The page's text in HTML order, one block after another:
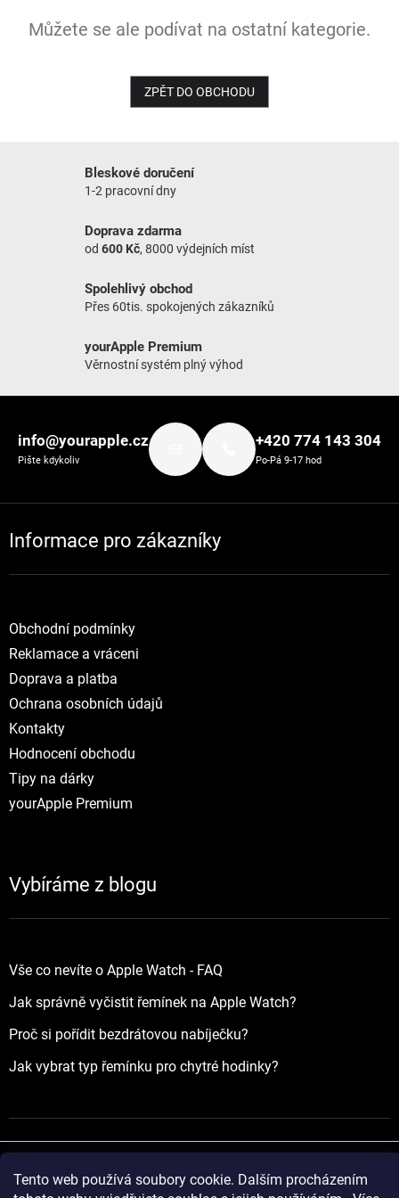
Tento web používá soubory cookie. Dalším procházením
NOVINKY
Můžete se ale podívat na ostatní kategorie.
ZPĚT DO OBCHODU
Bleskové doručení
1-2 pracovní dny
Doprava zdarma
od 600 Kč, 8000 výdejních míst
Spolehlivý obchod
Přes 60tis. spokojených zákazníků
yourApple Premium
Věrnostní systém plný výhod
info@yourapple.cz
Pište kdykoliv
+420 774 143 304
Po-Pá 9-17 hod
Informace pro zákazníky
Obchodní podmínky
Reklamace a vráceni
Doprava a platba
Ochrana osobních údajů
Kontakty
Hodnocení obchodu
Tipy na dárky
yourApple Premium
Vybíráme z blogu
Vše co nevíte o Apple Watch - FAQ
Jak správně vyčistit řemínek na Apple Watch?
Proč si pořídit bezdrátovou nabíječku?
Jak vybrat typ řemínku pro chytré hodinky?
Vytvořil Shoptet